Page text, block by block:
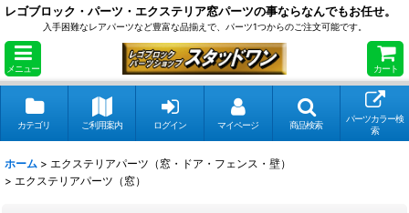
レゴブロック・パーツ・エクステリア窓パーツの事ならなんでもお任せ。
入手困難なレアパーツなど豊富な品揃えで、パーツ1つからのご注文可能です。
メニュー カート
カテゴリ ご利用案内 ログイン マイページ 商品検索
パーツカラー検
索
ホーム > エクステリアパーツ（窓・ドア・フェンス・壁）
> エクステリアパーツ（窓）